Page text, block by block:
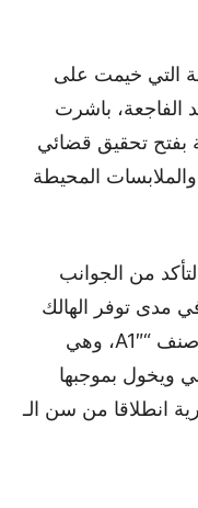
التي خيمت على
باشرت
بفتح تحقيق قضائي
المحيطة
من الجوانب
في مدى توفر الهالك
قيد حياته على رخصة السياقة من صنف “A1″، وهي
ويخول بموجبها
انطلاقا من سن الـ